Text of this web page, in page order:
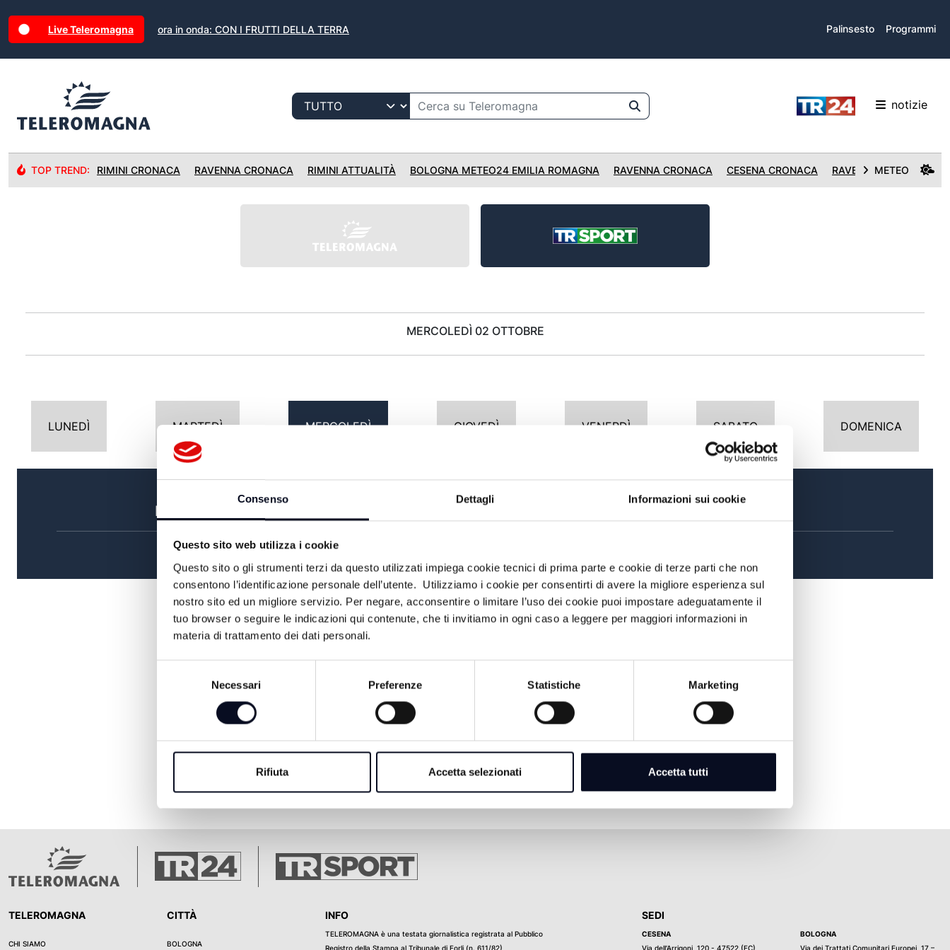
Consenso Dettagli Informazioni sui cookie
Questo sito web utilizza i cookie
Questo sito o gli strumenti terzi da questo utilizzati impiega cookie tecnici di prima parte e cookie di terze parti che non
consentono l’identificazione personale dell’utente. Utilizziamo i cookie per consentirti di avere la migliore esperienza sul
nostro sito ed un migliore servizio. Per negare, acconsentire o limitare l’uso dei cookie puoi impostare adeguatamente il
tuo browser o seguire le indicazioni qui contenute, che ti invitiamo in ogni caso a leggere per maggiori informazioni in
materia di trattamento dei dati personali.
Necessari Preferenze Statistiche Marketing
Rifiuta Accetta selezionati Accetta tutti
Live Teleromagna ora in onda: CON I FRUTTI DELLA TERRA Palinsesto Programmi
notizie
TOP TREND: RIMINI CRONACA RAVENNA CRONACA RIMINI ATTUALITÀ BOLOGNA METEO24 EMILIA ROMAGNA RAVENNA CRONACA CESENA CRONACA RAVENNA CRONACA
METEO
MERCOLEDÌ 02 OTTOBRE
LUNEDÌ MARTEDÌ MERCOLEDÌ GIOVEDÌ VENERDÌ SABATO DOMENICA
MATTINA POMERIGGIO
TELEROMAGNA
CHI SIAMO
CITTÀ
BOLOGNA
INFO
TELEROMAGNA è una testata giornalistica registrata al Pubblico
Registro della Stampa al Tribunale di Forli (n. 611/82)
SEDI
CESENA
Via dell’Arrigoni, 120 - 47522 (FC)
BOLOGNA
Via dei Trattati Comunitari Europei, 17 –